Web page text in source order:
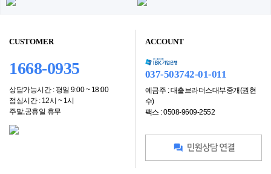
CUSTOMER
1668-0935
상담가능시간 : 평일 9:00 ~ 18:00
점심시간 : 12시 ~ 1시
주말,공휴일 휴무
ACCOUNT
037-503742-01-011
예금주 : 대출브라더스대부중개(권현
수)
팩스 : 0508-9609-2552